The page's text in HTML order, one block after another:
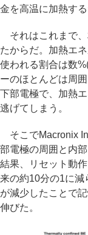
金を高温に加熱す
それはこれまで、
たからだ。加熱エ
使われる割合は数
ーのほとんどは周
下部電極で、加熱
逃げてしまう。
そこでMacronix
部電極の周囲と内
結果、リセット動
来の約10分の1に減
が減少したことで
伸びた。